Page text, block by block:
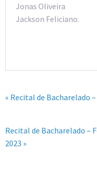
Jonas Oliveira
Jackson Feliciano.
« Recital de Bacharelado
Recital de Bacharelado –
2023 »